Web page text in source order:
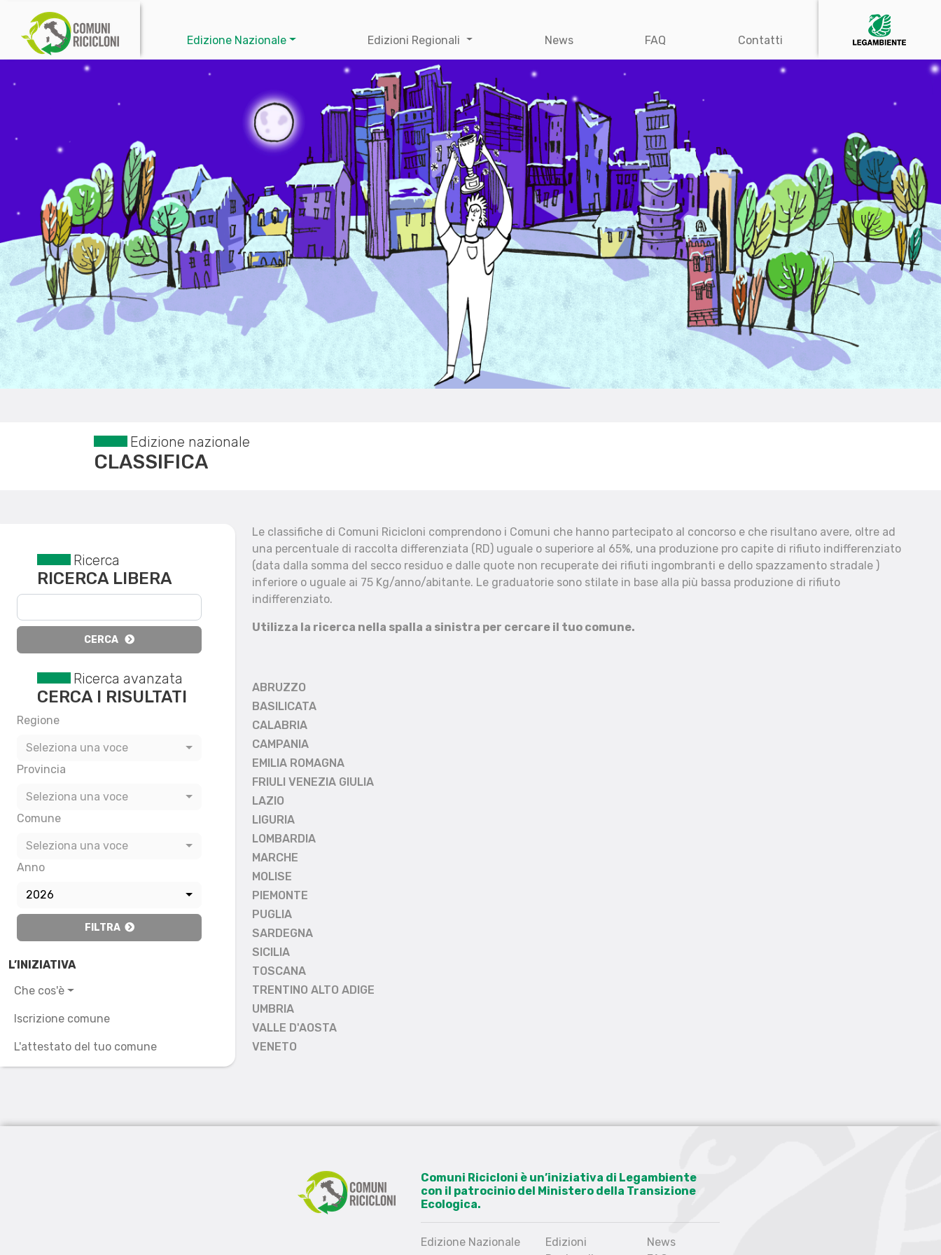
Edizione Nazionale Edizioni Regionali News FAQ Contatti
Edizione nazionale
CLASSIFICA
Reset filtri
Ricerca
RICERCA LIBERA
CERCA
Ricerca avanzata
CERCA I RISULTATI
Regione
Seleziona una voce
Provincia
Seleziona una voce
Comune
Seleziona una voce
Anno
2026
FILTRA
L’INIZIATIVA
Che cos'è
Iscrizione comune
L'attestato del tuo comune
Le classifiche di Comuni Ricicloni comprendono i Comuni che hanno partecipato al concorso e che risultano avere, oltre ad
una percentuale di raccolta differenziata (RD) uguale o superiore al 65%, una produzione pro capite di rifiuto indifferenziato
(data dalla somma del secco residuo e dalle quote non recuperate dei rifiuti ingombranti e dello spazzamento stradale )
inferiore o uguale ai 75 Kg/anno/abitante. Le graduatorie sono stilate in base alla più bassa produzione di rifiuto
indifferenziato.
Utilizza la ricerca nella spalla a sinistra per cercare il tuo comune.
ABRUZZO
BASILICATA
CALABRIA
CAMPANIA
EMILIA ROMAGNA
FRIULI VENEZIA GIULIA
LAZIO
LIGURIA
LOMBARDIA
MARCHE
MOLISE
PIEMONTE
PUGLIA
SARDEGNA
SICILIA
TOSCANA
TRENTINO ALTO ADIGE
UMBRIA
VALLE D'AOSTA
VENETO
Comuni Ricicloni è un’iniziativa di Legambiente
con il patrocinio del Ministero della Transizione
Ecologica.
Edizione Nazionale
Edizioni
News